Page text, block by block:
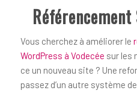
Référencement
Vous cherchez à améliorer le
WordPress à Vodecée sur les
ce un nouveau site ? Une
passez d’un autre système